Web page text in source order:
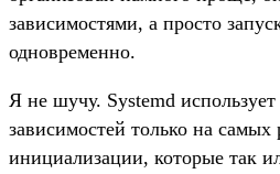
зависимостями, а просто
одновременно.
Я не шучу. Systemd
зависимостей только на самых
инициализации, которые так